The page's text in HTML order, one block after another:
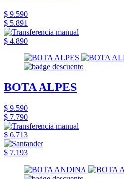
$ 9.590
$ 5.891
$ 4.890
BOTA ALPES
$ 9.590
$ 7.790
$ 6.713
$ 7.193